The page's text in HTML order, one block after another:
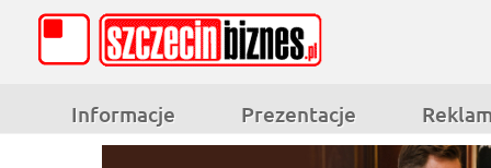
Informacje Prezentacje